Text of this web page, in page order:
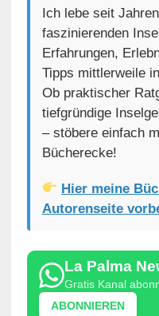
Ich lebe seit
faszinierenden
Erfahrungen,
Tipps mittlerweile
Ob praktischer
tiefgründige
– stöbere einfach
Bücherecke!
Hier meine
Autorenseite
La Palma
Gratis Kanal
ABONNIEREN